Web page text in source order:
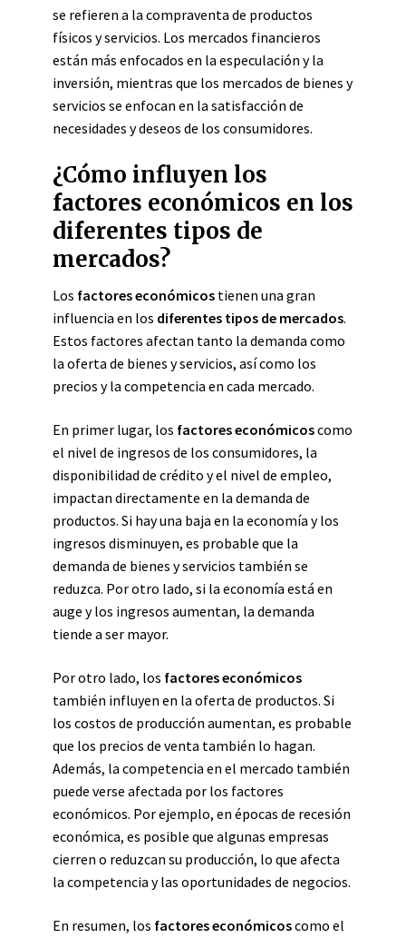
se refieren a la compraventa de productos
físicos y servicios. Los mercados financieros
están más enfocados en la especulación y la
inversión, mientras que los mercados de bienes y
servicios se enfocan en la satisfacción de
necesidades y deseos de los consumidores.
¿Cómo influyen los
factores económicos en los
diferentes tipos de
mercados?
Los factores económicos tienen una gran
influencia en los diferentes tipos de mercados.
Estos factores afectan tanto la demanda como
la oferta de bienes y servicios, así como los
precios y la competencia en cada mercado.
En primer lugar, los factores económicoscomo
el nivel de ingresos de los consumidores, la
disponibilidad de crédito y el nivel de empleo,
impactan directamente en la demanda de
productos. Si hay una baja en la economía y los
ingresos disminuyen, es probable que la
demanda de bienes y servicios también se
reduzca. Por otro lado, si la economía está en
auge y los ingresos aumentan, la demanda
tiende a ser mayor.
Por otro lado, los factores económicos
también influyen en la oferta de productos. Si
los costos de producción aumentan, es probable
que los precios de venta también lo hagan.
Además, la competencia en el mercado también
puede verse afectada por los factores
económicos. Por ejemplo, en épocas de recesión
económica, es posible que algunas empresas
cierren o reduzcan su producción, lo que afecta
la competencia y las oportunidades de negocios.
En resumen, los factores económicoscomo el